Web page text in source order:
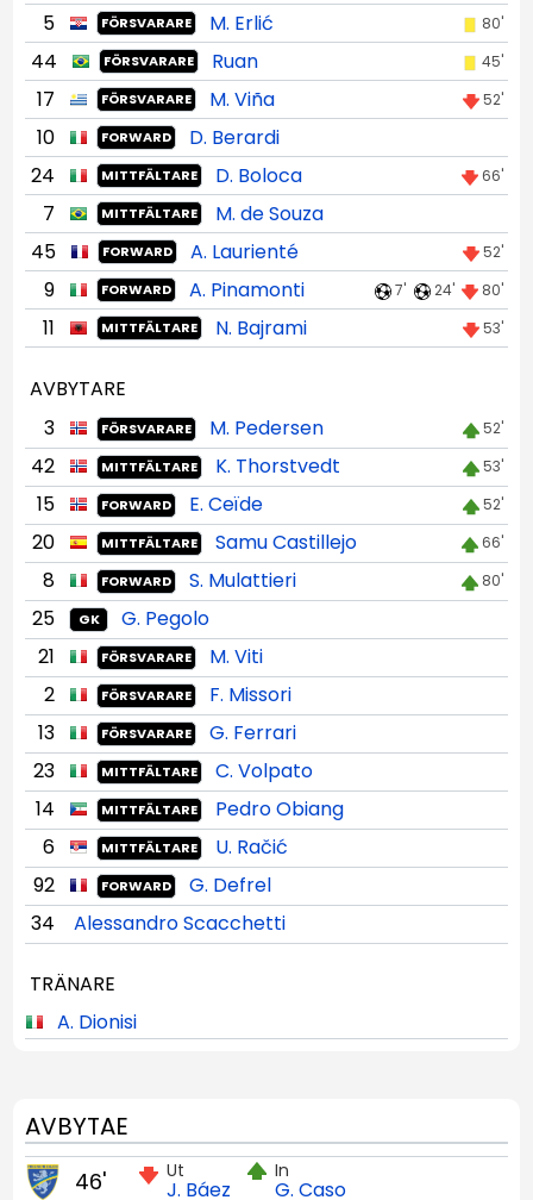
5
FÖRSVARARE M. Erlić 80'
44 FÖRSVARARE Ruan 45'
17 FÖRSVARARE M. Viña 52'
10 FORWARD
D. Berardi
24
MITTFÄLTARE D. Boloca 66'
7 MITTFÄLTARE
M. de Souza
45
FORWARD A. Laurienté 52'
9 FORWARD A. Pinamonti 7' 24' 80'
11 MITTFÄLTARE N. Bajrami 53'
AVBYTARE
3
FÖRSVARARE M. Pedersen 52'
42 MITTFÄLTARE K. Thorstvedt 53'
15 FORWARD E. Ceïde 52'
20 MITTFÄLTARE Samu Castillejo 66'
8 FORWARD S. Mulattieri 80'
25 GK
G. Pegolo
21
FÖRSVARARE
M. Viti
2
FÖRSVARARE
F. Missori
13
FÖRSVARARE
G. Ferrari
23
MITTFÄLTARE
C. Volpato
14
MITTFÄLTARE
Pedro Obiang
6
MITTFÄLTARE
U. Račić
92
FORWARD
G. Defrel
34
Alessandro Scacchetti
TRÄNARE
A. Dionisi
AVBYTAE
Ut
J. Báez
In
G. Caso
46'